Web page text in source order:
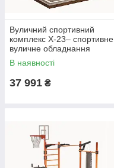
Вуличний спортивний
комплекс Х-23– спортивне
вуличне обладнання
В наявності
37 991 ₴